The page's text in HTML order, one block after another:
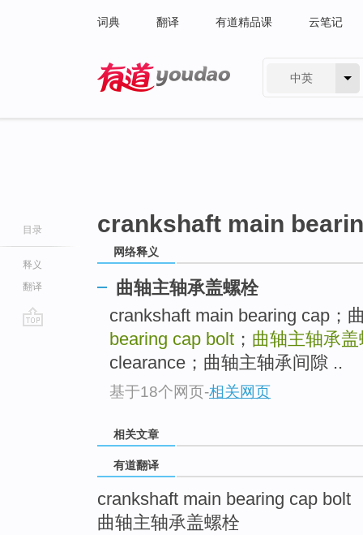
词典 翻译 有道精品课 云笔记
中英
目录
释义
翻译
crankshaft main
网络释义
曲轴主轴承盖螺栓
crankshaft main bearing cap；
bearing cap bolt ； 曲轴主轴承
clearance；曲轴主轴承间隙 ..
基于18个网页-相关网页
相关文章
有道翻译
crankshaft main bearing cap bolt
曲轴主轴承盖螺栓